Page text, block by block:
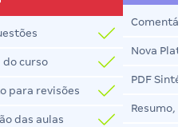
do curso
para revisões
das aulas
Nova
PDF
Resumo,